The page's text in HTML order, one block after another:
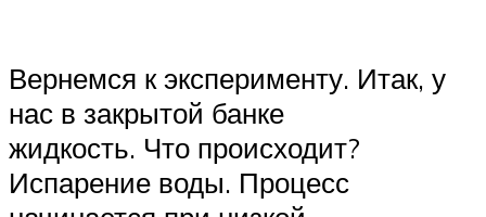
Вернемся к эксперименту. Итак, у
нас в закрытой банке
жидкость. Что происходит?
Испарение воды. Процесс